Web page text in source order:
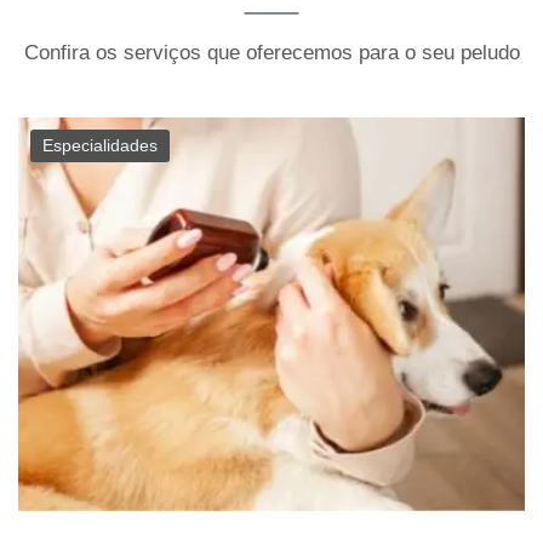
Confira os serviços que oferecemos para o seu peludo
Especialidades